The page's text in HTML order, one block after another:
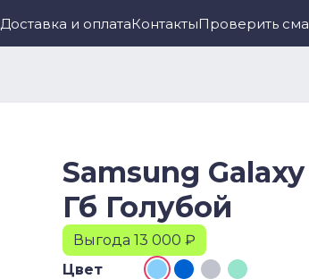
Доставка и оплатаКонтактыПроверить
Samsung Galaxy
Гб Голубой
Выгода 13 000 ₽
Цвет